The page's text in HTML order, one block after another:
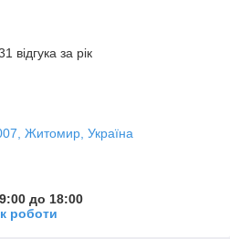
відгука за рік
Житомир, Україна
до 18:00
роботи